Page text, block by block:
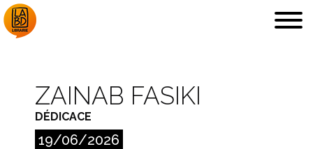
LA LIBRAIRIE
DÉDICACES, ETC.
ZAINAB FASIKI
DÉDICACE
19/06/2026